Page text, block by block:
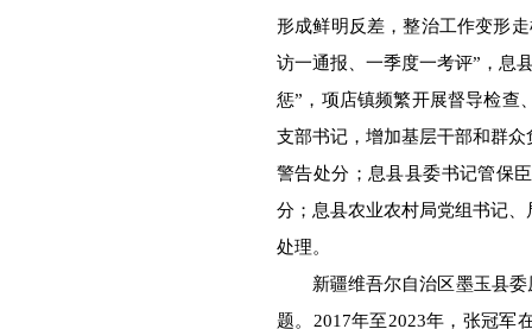
形成鲜明反差，整治工作变形
访一通报、一季度一考评”，息
惩”，项店镇频繁开展督导检查
支部书记，增加基层干部和群
警告处分；息县县委书记管保
分；息县农业农村局党组书记
处理。
新疆维吾尔自治区墨玉县委
题。2017年至2023年，张冠军